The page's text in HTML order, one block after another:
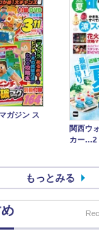
ガジン ス
関西ウ
カー…2
もっとみる